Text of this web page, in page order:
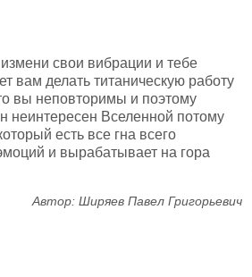
свои вибрации и тебе
вам делать титаническую работу
вы неповторимы и поэтому
неинтересен Вселенной потому
есть все гна всего
и вырабатывает на гора
Автор: Ширяев Павел Григорьевич